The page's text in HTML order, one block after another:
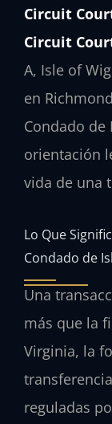
Circuit
Circuit
A, Isle of
en
Condado
orientación
vida de una
Lo Que
Condado de
Una
más que la
Virginia, la
reguladas